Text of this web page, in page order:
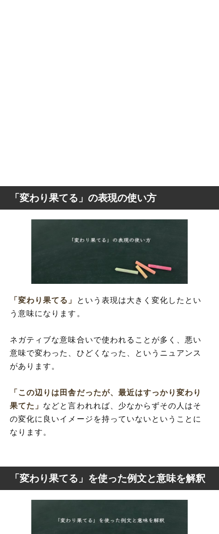
「変わり果てる」の表現の使い方
「変わり果てる」
という表現は大きく変化したとい
う意味になります。
ネガティブな意味合いで使われることが多く、悪い
意味で変わった、ひどくなった、というニュアンス
があります。
「この辺りは田舎だったが、最近はすっかり変わり
果てた」 などと言われれば、少なからずその人はそ
の変化に良いイメージを持っていないということに
なります。
「変わり果てる」を使った例文と意味を解釈